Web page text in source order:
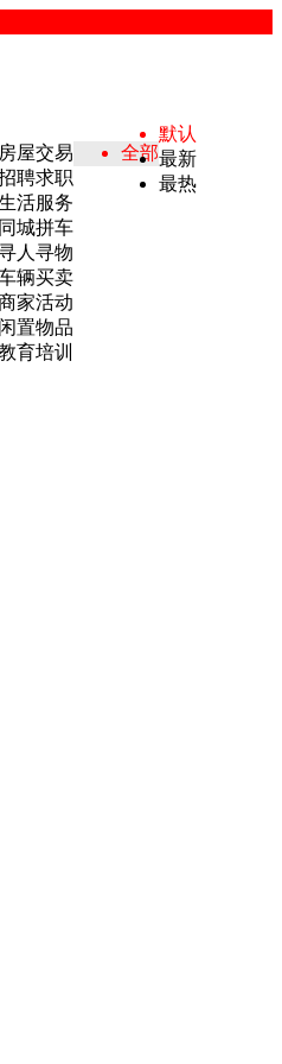
房屋交易
聘求职
活服务
同城拼车
人寻物
辆买卖
家活动
闲置物品
育培训
全部
默认
最新
最热